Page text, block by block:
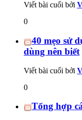
Viết bài cuối bởi
0
40 mẹo sử
dùng nên biết
Viết bài cuối bởi
0
Tổng hợp